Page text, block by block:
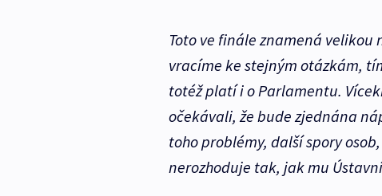
Toto ve finále znamená velikou
vracíme ke stejným otázkám,
totéž platí i o Parlamentu.
očekávali, že bude zjednána
toho problémy, další spory
nerozhoduje tak, jak mu